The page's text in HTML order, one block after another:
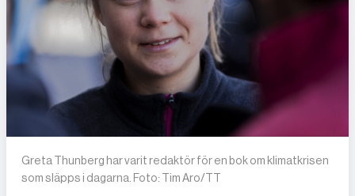
Greta Thunberg har varit redaktör för en bok om klimatkrisen
som släpps i dagarna. Foto: Tim Aro/TT